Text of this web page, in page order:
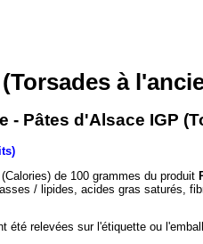
à
- Pâtes d'Alsace IGP
de 100 grammes du produit
/ lipides, acides gras saturés,
été relevées sur l'étiquette ou